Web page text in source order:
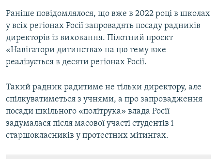
Раніше повідомлялося, що вже в 2022 році в школах
у всіх регіонах Росії запровадять посаду радників
директорів із виховання. Пілотний проєкт
«Навігатори дитинства» на цю тему вже
реалізується в десяти регіонах Росії.
Такий радник радитиме не тільки директору, але
спілкуватиметься з учнями, а про запровадження
посади шкільного «політрука» влада Росії
задумалася після масової участі студентів і
старшокласників у протестних мітингах.